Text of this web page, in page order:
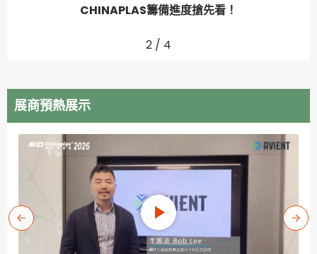
CHINAPLAS籌備進度搶先看！
2 / 4
展商預熱展示